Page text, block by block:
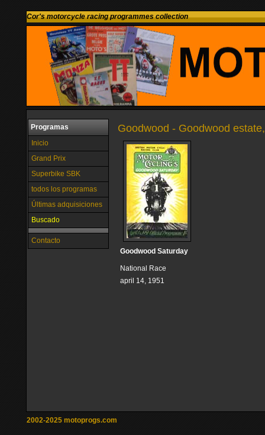
Cor's motorcycle racing programmes collection
Programas
Inicio
Grand Prix
Superbike SBK
todos los programas
Últimas adquisiciones
Buscado
Contacto
Goodwood - Goodwood
Goodwood Saturday
National Race
april 14, 1951
2002-2025 motoprogs.com